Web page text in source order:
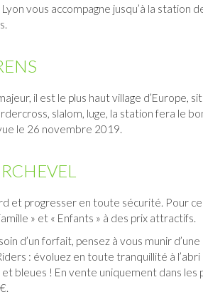
Lyon vous accompagne jusqu’à la station
il est le plus haut village d’Europe,
slalom, luge, la station fera le
le 26 novembre 2019.
et progresser en toute sécurité. Pour
» et « Enfants » à des prix attractifs.
d’un forfait, pensez à vous munir d’une
: évoluez en toute tranquillité à l’abri
bleues ! En vente uniquement dans les